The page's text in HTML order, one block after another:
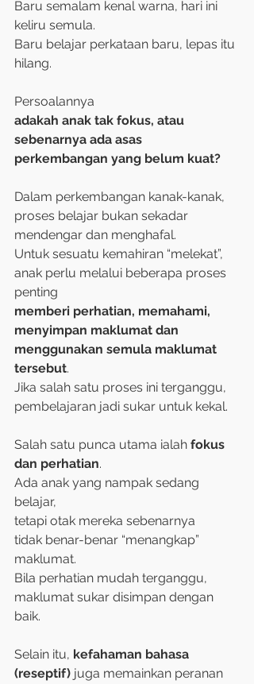
Baru semalam kenal warna, hari ini
keliru semula.
Baru belajar perkataan baru, lepas itu
hilang.
Persoalannya
adakah anak tak fokus, atau
sebenarnya ada asas
perkembangan yang belum kuat?
Dalam perkembangan kanak-kanak,
proses belajar bukan sekadar
mendengar dan menghafal.
Untuk sesuatu kemahiran “melekat”,
anak perlu melalui beberapa proses
penting
memberi perhatian, memahami,
menyimpan maklumat dan
menggunakan semula maklumat
tersebut.
Jika salah satu proses ini terganggu,
pembelajaran jadi sukar untuk kekal.
Salah satu punca utama ialah fokus
dan perhatian.
Ada anak yang nampak sedang
belajar,
tetapi otak mereka sebenarnya
tidak benar-benar “menangkap”
maklumat.
Bila perhatian mudah terganggu,
maklumat sukar disimpan dengan
baik.
Selain itu, kefahaman bahasa
(reseptif) juga memainkan peranan